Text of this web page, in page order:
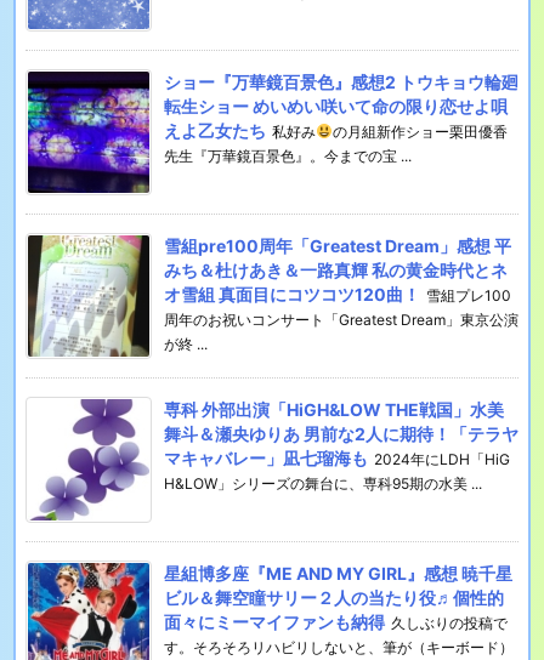
ショー『万華鏡百景色』感想2 トウキョウ輪廻
転生ショー めいめい咲いて命の限り恋せよ唄
えよ乙女たち 私好み
の月組新作ショー栗田優香
先生『万華鏡百景色』。今までの宝 ...
雪組pre100周年「Greatest Dream」感想 平
みち＆杜けあき＆一路真輝 私の黄金時代とネ
オ雪組 真面目にコツコツ120曲！
雪組プレ100
周年のお祝いコンサート「Greatest Dream」東京公演
が終 ...
専科 外部出演「HiGH&LOW THE戦国」水美
舞斗＆瀬央ゆりあ 男前な2人に期待！「テラヤ
マキャバレー」凪七瑠海も 2024年にLDH「HiG
H&LOW」シリーズの舞台に、専科95期の水美 ...
星組博多座『ME AND MY GIRL』感想 暁千星
ビル＆舞空瞳サリー２人の当たり役♬個性的
面々にミーマイファンも納得 久しぶりの投稿で
す。そろそろリハビリしないと、筆が（キーボード）